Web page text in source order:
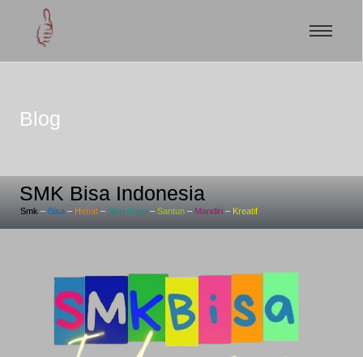
Blog
SMK Bisa Indonesia
Smk – Bisa – Hebat – Siap Kerja – Santun – Mandiri – Kreatif